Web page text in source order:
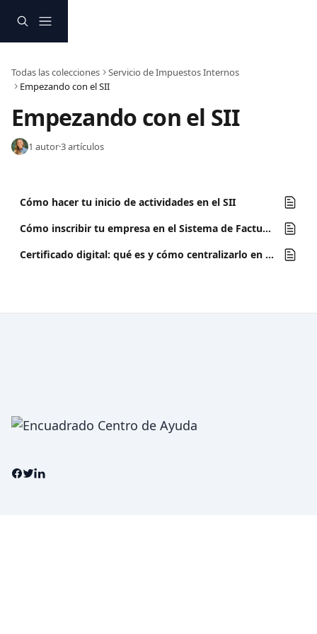
Todas las colecciones
Servicio de Impuestos Internos
Empezando con el SII
Empezando con el SII
1 autor·3 artículos
Cómo hacer tu inicio de actividades en el SII
Cómo inscribir tu empresa en el Sistema de Facturación Gratuito del SII
Certificado digital: qué es y cómo centralizarlo en sii.cl